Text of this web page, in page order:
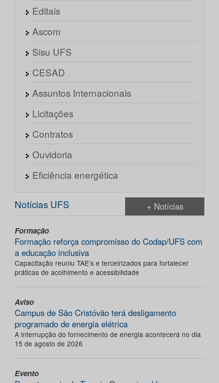
Editais
Ascom
Sisu UFS
CESAD
Assuntos Internacionais
Licitações
Contratos
Ouvidoria
Eficiência energética
Notícias UFS + Notícias
Formação
Formação reforça compromisso do Codap/UFS com
a educação inclusiva
Capacitação reuniu TAE’s e terceirizados para fortalecer
práticas de acolhimento e acessibilidade
Aviso
Campus de São Cristóvão terá desligamento
programado de energia elétrica
A interrupção do fornecimento de energia acontecerá no dia
15 de agosto de 2026
Evento